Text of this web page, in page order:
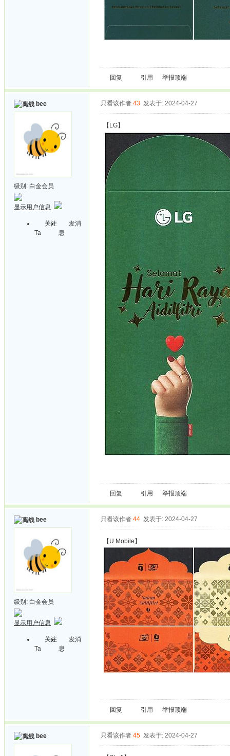
回复 引用 举报顶端
bee
级别: 白金会员
显示用户信息
关注
Ta
发消
息
只看该作者 43 发表于: 2024-04-27
【LG】
回复 引用 举报顶端
bee
级别: 白金会员
显示用户信息
关注
Ta
发消
息
只看该作者 44 发表于: 2024-04-27
【U Mobile】
回复 引用 举报顶端
bee 只看该作者 45 发表于: 2024-04-27